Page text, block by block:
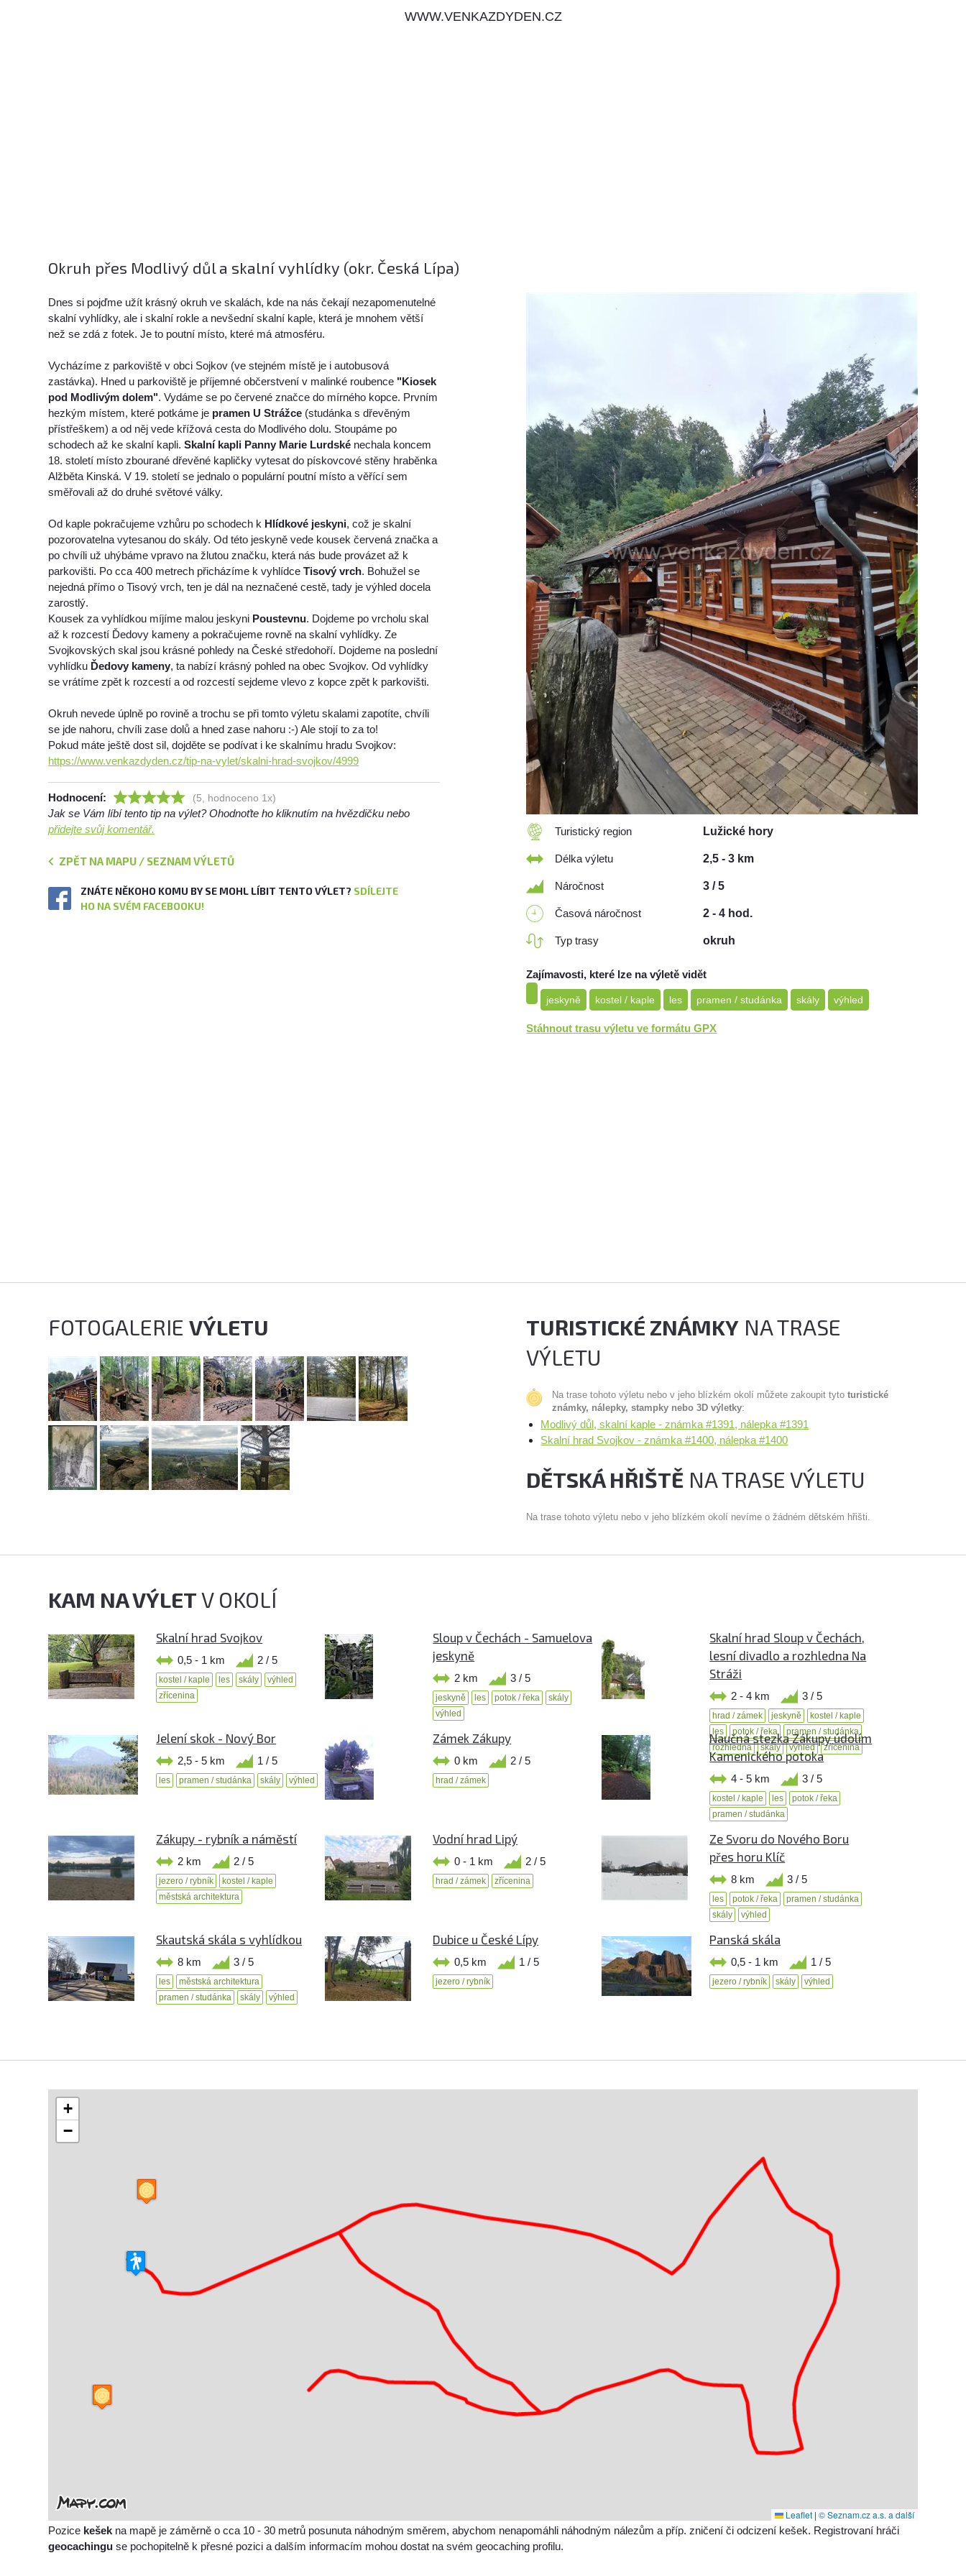
WWW.VENKAZDYDEN.CZ
Okruh přes Modlivý důl a skalní vyhlídky (okr. Česká Lípa)
Dnes si pojďme užít krásný okruh ve skalách, kde na nás čekají nezapomenutelné
skalní vyhlídky, ale i skalní rokle a nevšední skalní kaple, která je mnohem větší
než se zdá z fotek. Je to poutní místo, které má atmosféru.
Vycházíme z parkoviště v obci Sojkov (ve stejném místě je i autobusová
zastávka). Hned u parkoviště je příjemné občerstvení v malinké roubence "Kiosek
pod Modlivým dolem". Vydáme se po červené značce do mírného kopce. Prvním
hezkým místem, které potkáme je pramen U Strážce (studánka s dřevěným
přístřeškem) a od něj vede křížová cesta do Modlivého dolu. Stoupáme po
schodech až ke skalní kapli.Skalní kapli Panny Marie Lurdské nechala koncem
18. století místo zbourané dřevěné kapličky vytesat do pískovcové stěny hraběnka
Alžběta Kinská. V 19. století se jednalo o populární poutní místo a věřící sem
směřovali až do druhé světové války.
Od kaple pokračujeme vzhůru po schodech k Hlídkové jeskyni, což je skalní
pozorovatelna vytesanou do skály. Od této jeskyně vede kousek červená značka a
po chvíli už uhýbáme vpravo na žlutou značku, která nás bude provázet až k
parkovišti. Po cca 400 metrech přicházíme k vyhlídceTisový vrch. Bohužel se
nejedná přímo o Tisový vrch, ten je dál na neznačené cestě, tady je výhled docela
zarostlý.
Kousek za vyhlídkou míjíme malou jeskyni Poustevnu. Dojdeme po vrcholu skal
až k rozcestí Ďedovy kameny a pokračujeme rovně na skalní vyhlídky. Ze
Svojkovských skal jsou krásné pohledy na České středohoří. Dojdeme na poslední
vyhlídku Ďedovy kameny, ta nabízí krásný pohled na obec Svojkov. Od vyhlídky
se vrátíme zpět k rozcestí a od rozcestí sejdeme vlevo z kopce zpět k parkovišti.
Okruh nevede úplně po rovině a trochu se při tomto výletu skalami zapotíte, chvíli
se jde nahoru, chvíli zase dolů a hned zase nahoru :-) Ale stojí to za to!
Pokud máte ještě dost sil, dojděte se podívat i ke skalnímu hradu Svojkov:
https://www.venkazdyden.cz/tip-na-vylet/skalni-hrad-svojkov/4999
Hodnocení: (5, hodnoceno 1x)
Jak se Vám líbí tento tip na výlet? Ohodnoťte ho kliknutím na hvězdičku nebo
přidejte svůj komentář.
ZPĚT NA MAPU / SEZNAM VÝLETŮ
ZNÁTE NĚKOHO KOMU BY SE MOHL LÍBIT TENTO VÝLET? SDÍLEJTE
HO NA SVÉM FACEBOOKU!
Turistický region Lužické hory
Délka výletu 2,5 - 3 km
Náročnost 3 / 5
Časová náročnost 2 - 4 hod.
Typ trasy okruh
Zajímavosti, které lze na výletě vidět
jeskyně kostel / kaple les pramen / studánka skály výhled
Stáhnout trasu výletu ve formátu GPX
FOTOGALERIEVÝLETU TURISTICKÉ ZNÁMKY NA TRASE
VÝLETU
Na trase tohoto výletu nebo v jeho blízkém okolí můžete zakoupit tytoturistické
známky, nálepky, stampky nebo 3D výletky:
Modlivý důl, skalní kaple - známka #1391, nálepka #1391
Skalní hrad Svojkov - známka #1400, nálepka #1400
DĚTSKÁ HŘIŠTĚ NA TRASE VÝLETU
Na trase tohoto výletu nebo v jeho blízkém okolí nevíme o žádném dětském hřišti.
KAM NA VÝLETV OKOLÍ
Skalní hrad Svojkov
0,5 - 1 km 2 / 5
kostel / kaple les skály
výhled
zřícenina
Sloup v Čechách - Samuelova
jeskyně
2 km 3 / 5
jeskyně les potok / řeka
skály
výhled
Skalní hrad Sloup v Čechách,
lesní divadlo a rozhledna Na
Stráži
2 - 4 km 3 / 5
hrad / zámek jeskyně
kostel / kaple
les
potok / řeka
pramen / studánka
rozhledna
skály výhled zřícenina
Jelení skok - Nový Bor
2,5 - 5 km 1 / 5
les pramen / studánka skály výhled
Zámek Zákupy
0 km 2 / 5
hrad / zámek
Naučná stezka Zákupy údolím
Kamenického potoka
4 - 5 km 3 / 5
kostel / kaple les
potok / řeka
pramen / studánka
Zákupy - rybník a náměstí
2 km 2 / 5
jezero / rybník
kostel / kaple
městská architektura
Vodní hrad Lipý
0 - 1 km 2 / 5
hrad / zámek zřícenina
Ze Svoru do Nového Boru
přes horu Klíč
8 km 3 / 5
les potok / řeka
pramen / studánka
skály
výhled
Skautská skála s vyhlídkou
8 km 3 / 5
les
městská architektura
pramen / studánka
skály výhled
Dubice u České Lípy
0,5 km 1 / 5
jezero / rybník
Panská skála
0,5 - 1 km 1 / 5
jezero / rybník skály výhled
+
−
Leaflet | © Seznam.cz a.s. a další
Pozice kešek na mapě je záměrně o cca 10 - 30 metrů posunuta náhodným směrem, abychom nenapomáhli náhodným nálezům a příp. zničení či odcizení kešek. Registrovaní hráči
geocachingu se pochopitelně k přesné pozici a dalším informacím mohou dostat na svém geocaching profilu.